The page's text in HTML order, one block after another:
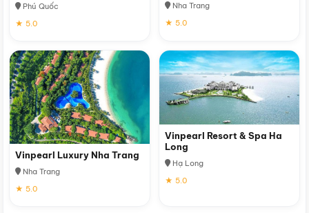
Phú Quốc
★ 5.0
Nha Trang
★ 5.0
Vinpearl Luxury Nha Trang
Nha Trang
★ 5.0
Vinpearl Resort & Spa Ha
Long
Hạ Long
★ 5.0